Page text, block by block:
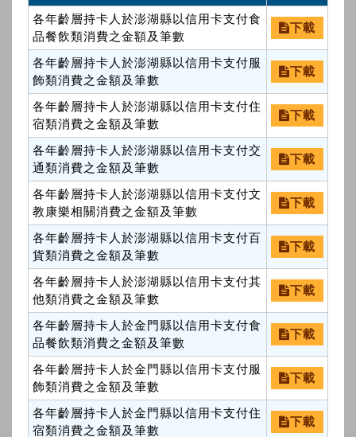
各年齡層持卡人於澎湖縣以信用卡支付食
品餐飲類消費之金額及筆數
下載
各年齡層持卡人於澎湖縣以信用卡支付服
飾類消費之金額及筆數
下載
各年齡層持卡人於澎湖縣以信用卡支付住
宿類消費之金額及筆數
下載
各年齡層持卡人於澎湖縣以信用卡支付交
通類消費之金額及筆數
下載
各年齡層持卡人於澎湖縣以信用卡支付文
教康樂相關消費之金額及筆數
下載
各年齡層持卡人於澎湖縣以信用卡支付百
貨類消費之金額及筆數
下載
各年齡層持卡人於澎湖縣以信用卡支付其
他類消費之金額及筆數
下載
各年齡層持卡人於金門縣以信用卡支付食
品餐飲類消費之金額及筆數
下載
各年齡層持卡人於金門縣以信用卡支付服
飾類消費之金額及筆數
下載
各年齡層持卡人於金門縣以信用卡支付住
宿類消費之金額及筆數
下載